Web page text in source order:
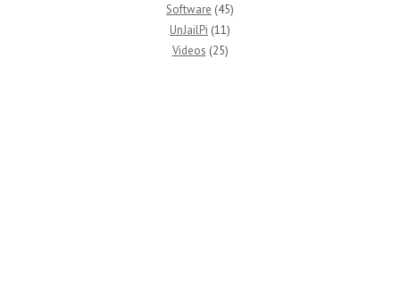
Software (45)
UnJailPi (11)
Videos (25)